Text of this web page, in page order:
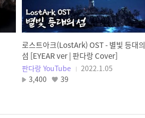
로스트아크(LostArk) OST - 별빛 등대의
섬 [EYEAR ver | 판다랑 Cover]
판다랑 YouTube
2022.1.05
3,400
39